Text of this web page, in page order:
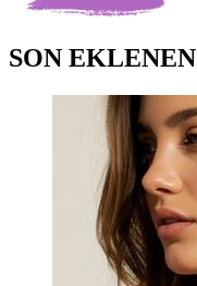
SON EKLENEN